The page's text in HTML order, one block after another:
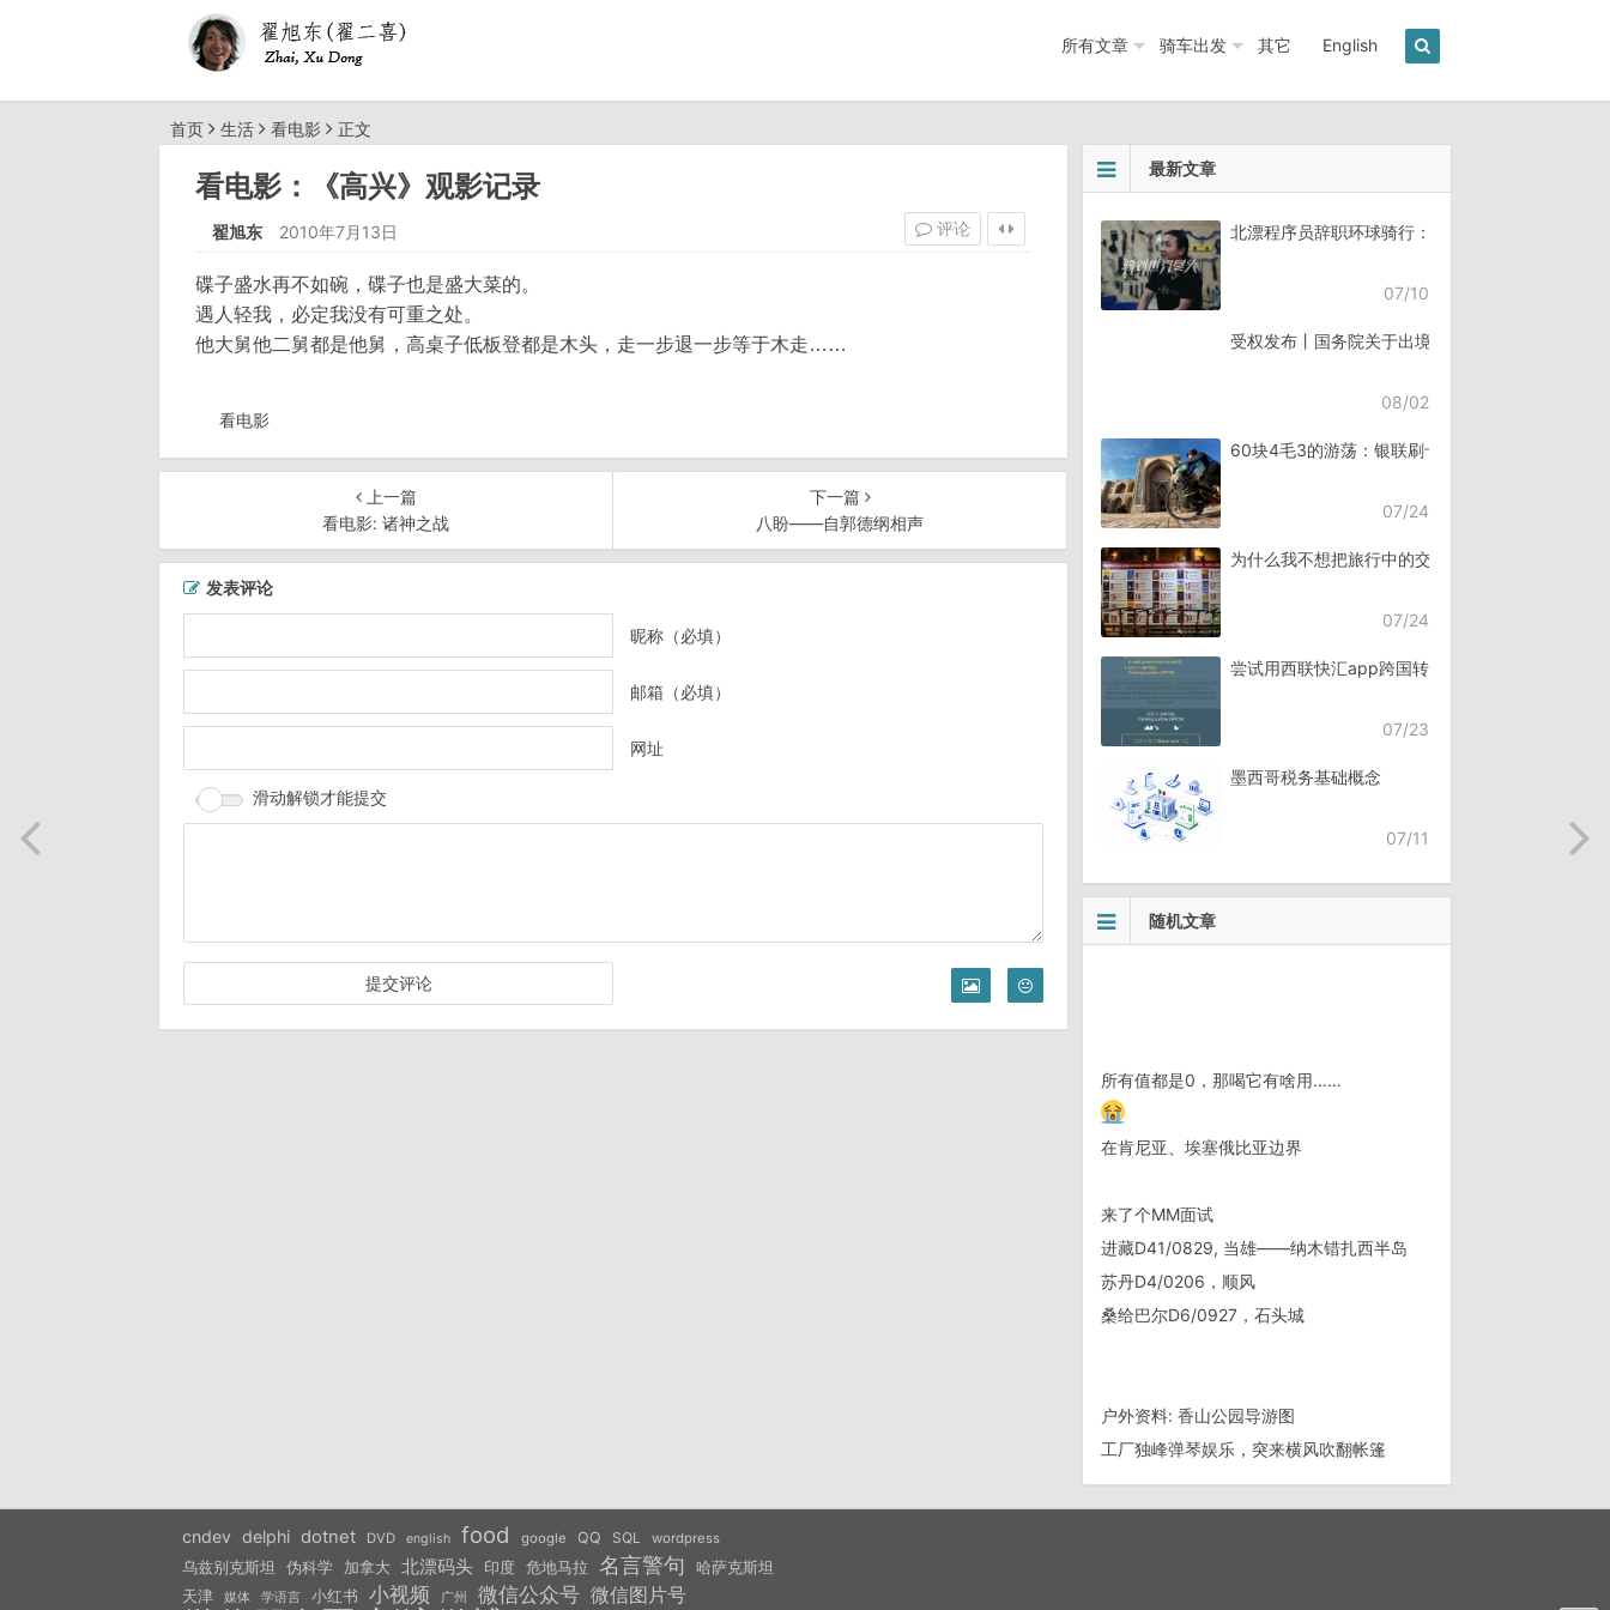
所有文章 骑车出发 其它 English
首页 生活 看电影 正文
看电影：《高兴》观影记录
翟旭东 2010年7月13日 评论
碟子盛水再不如碗，碟子也是盛大菜的。
遇人轻我，必定我没有可重之处。
他大舅他二舅都是他舅，高桌子低板登都是木头，走一步退一步等于木走……
看电影
上一篇
看电影: 诸神之战
下一篇
八盼——自郭德纲相声
发表评论
昵称（必填）
邮箱（必填）
网址
滑动解锁才能提交
最新文章
北漂程序员辞职环球骑行：7年骑行45个国家《骑
07/10
受权发布丨国务院关于出境入境管理的规定
08/02
60块4毛3的游荡：银联刷卡失败，却扣了钱
07/24
为什么我不想把旅行中的交流，全都交给AI？
07/24
尝试用西联快汇app跨国转账
07/23
墨西哥税务基础概念
07/11
随机文章
所有值都是0，那喝它有啥用……
在肯尼亚、埃塞俄比亚边界
来了个MM面试
进藏D41/0829, 当雄——纳木错扎西半岛
苏丹D4/0206，顺风
桑给巴尔D6/0927，石头城
户外资料: 香山公园导游图
工厂独峰弹琴娱乐，突来横风吹翻帐篷
cndev delphi dotnet DVD english food google QQ SQL wordpress
乌兹别克斯坦 伪科学 加拿大 北漂码头 印度 危地马拉 名言警句 哈萨克斯坦
天津 媒体 学语言 小红书 小视频 广州 微信公众号 微信图片号